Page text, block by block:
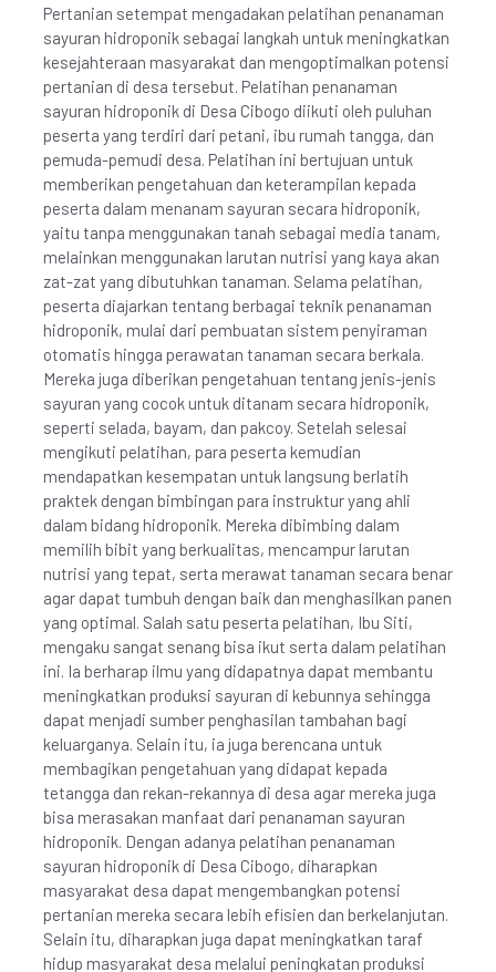
Pertanian setempat mengadakan pelatihan penanaman
sayuran hidroponik sebagai langkah untuk meningkatkan
kesejahteraan masyarakat dan mengoptimalkan potensi
pertanian di desa tersebut. Pelatihan penanaman
sayuran hidroponik di Desa Cibogo diikuti oleh puluhan
peserta yang terdiri dari petani, ibu rumah tangga, dan
pemuda-pemudi desa. Pelatihan ini bertujuan untuk
memberikan pengetahuan dan keterampilan kepada
peserta dalam menanam sayuran secara hidroponik,
yaitu tanpa menggunakan tanah sebagai media tanam,
melainkan menggunakan larutan nutrisi yang kaya akan
zat-zat yang dibutuhkan tanaman. Selama pelatihan,
peserta diajarkan tentang berbagai teknik penanaman
hidroponik, mulai dari pembuatan sistem penyiraman
otomatis hingga perawatan tanaman secara berkala.
Mereka juga diberikan pengetahuan tentang jenis-jenis
sayuran yang cocok untuk ditanam secara hidroponik,
seperti selada, bayam, dan pakcoy. Setelah selesai
mengikuti pelatihan, para peserta kemudian
mendapatkan kesempatan untuk langsung berlatih
praktek dengan bimbingan para instruktur yang ahli
dalam bidang hidroponik. Mereka dibimbing dalam
memilih bibit yang berkualitas, mencampur larutan
nutrisi yang tepat, serta merawat tanaman secara benar
agar dapat tumbuh dengan baik dan menghasilkan panen
yang optimal. Salah satu peserta pelatihan, Ibu Siti,
mengaku sangat senang bisa ikut serta dalam pelatihan
ini. Ia berharap ilmu yang didapatnya dapat membantu
meningkatkan produksi sayuran di kebunnya sehingga
dapat menjadi sumber penghasilan tambahan bagi
keluarganya. Selain itu, ia juga berencana untuk
membagikan pengetahuan yang didapat kepada
tetangga dan rekan-rekannya di desa agar mereka juga
bisa merasakan manfaat dari penanaman sayuran
hidroponik. Dengan adanya pelatihan penanaman
sayuran hidroponik di Desa Cibogo, diharapkan
masyarakat desa dapat mengembangkan potensi
pertanian mereka secara lebih efisien dan berkelanjutan.
Selain itu, diharapkan juga dapat meningkatkan taraf
hidup masyarakat desa melalui peningkatan produksi